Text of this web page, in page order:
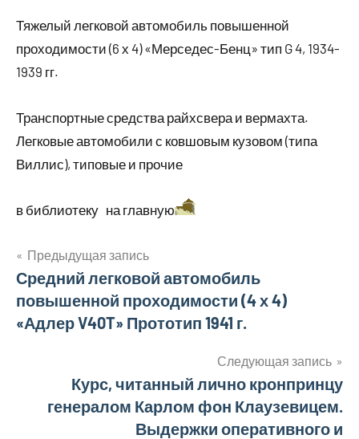
Тяжелый легковой автомобиль повышенной
проходимости (6 х 4) «Мерседес-Бенц» тип G 4, 1934-
1939 гг.
Транспортные средства райхсвера и вермахта.
Легковые автомобили с ковшовым кузовом (типа
Виллис), типовые и прочие
в библиотеку на главную
Навигация
по
записям
Предыдущая запись
Средний легковой автомобиль
повышенной проходимости (4 х 4)
«Адлер V40T» Прототип 1941 г.
Следующая запись
Курс, читанный лично кронпринцу
генералом Карлом фон Клаузевицем.
Выдержки оперативного и